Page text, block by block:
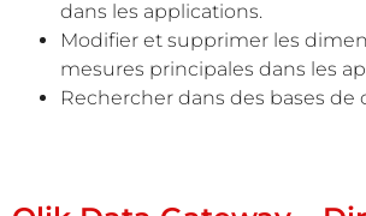
dans les applications.
Modifier et supprimer les
mesures principales dans les
Rechercher dans des bases de